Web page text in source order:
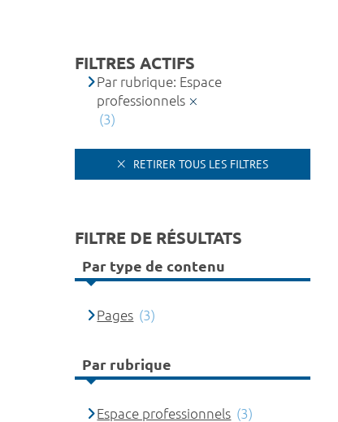
FILTRES ACTIFS
Par rubrique: Espace
professionnels
(3)
RETIRER TOUS LES FILTRES
FILTRE DE RÉSULTATS
Par type de contenu
Pages (3)
Par rubrique
Espace professionnels (3)